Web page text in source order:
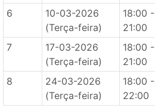
6
10-03-2026
(Terça-feira)
18:00 -
21:00
7
17-03-2026
(Terça-feira)
18:00 -
21:00
8
24-03-2026
(Terça-feira)
18:00 -
22:00